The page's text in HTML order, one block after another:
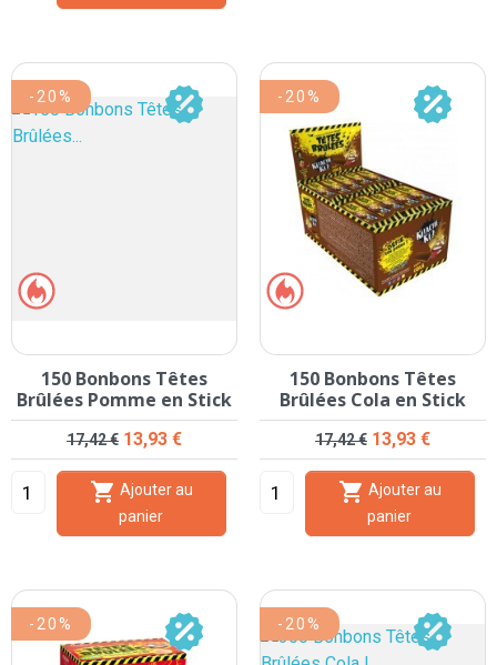
150 Bonbons Têtes
Brûlées Pomme en Stick
Prix de base
17,42 € Prix
13,93 €

panier
-20%
150 Bonbons Têtes
Brûlées Cola en Stick
Prix de base
17,42 € Prix
13,93 €

panier
-20%
-20% -20%